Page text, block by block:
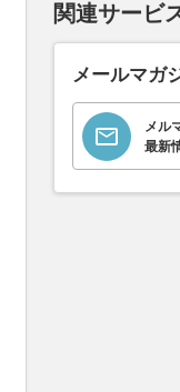
関連サービ
メールマガ
メル
最新